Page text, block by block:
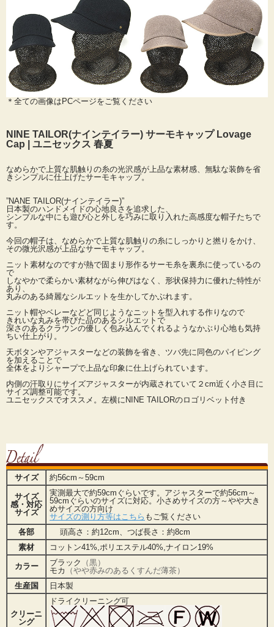
＊全ての画像はPCページをご覧ください
NINE TAILOR(ナインテイラー) サーモキャップ Lovage
Cap | ユニセックス 春夏
なめらかで上質な肌触りの糸の光沢感が上品な素材感、無駄な装飾を省
きシンプルに仕上げたサーモキャップ。
”NANE TAILOR(ナインテイラー)”
日本製のハンドメイドの心地良さを追求した、
シンプルな中にも遊び心と外しを巧みに取り入れた高感度な帽子たちで
す。
今回の帽子は、なめらかで上質な肌触りの糸にしっかりと撚りをかけ、
その微光沢感が上品なサーモキャップ。
ニット素材なのですが熱で固まり形作るサーモ糸を裏糸に使っているの
で
しなやかで柔らかい素材ながら伸びはなく、形状保持力に優れた特性が
あり、
丸みのある綺麗なシルエットを生かしてかぶれます。
ニット帽やベレーなどど同じようなニットを型入れする作りなので
きれいな丸みを帯びた品のあるシルエットで
深さのあるクラウンの優しく包み込んでくれるようなかぶり心地も気持
ちい仕上がり。
天ボタンやアジャスターなどの装飾を省き、ツバ先に同色のパイピング
を加えることで
全体をよりシャープで上品な印象に仕上げられています。
内側の汗取りにサイズアジャスターが内蔵されていて２cm近く小さ目に
サイズ調整可能です。
ユニセックスでオススメ。左横にNINE TAILORのロゴリベット付き
サイズ 約56cm～59cm
サイズ
感・対応
サイズ
実測最大で約59cmぐらいです。アジャスターで約56cm～
59cmぐらいのサイズに対応。小さめサイズの方～やや大き
めサイズの方向け
サイズの測り方等はこちら もご覧ください
各部
頭高さ：約12cm、つば長さ：約8cm
素材
コットン41%,ポリエステル40%,ナイロン19%
カラー ブラック
（黒）
モカ
（やや赤みのあるくすんだ薄茶）
生産国
日本製
クリーニ
ング
ドライクリーニング可